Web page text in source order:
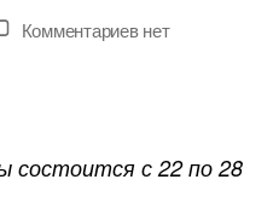
Комментариевк
Милане
нет
состоится с 22 по 28